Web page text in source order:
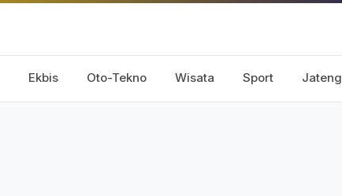
Ekbis Oto-Tekno Wisata Sport Jateng